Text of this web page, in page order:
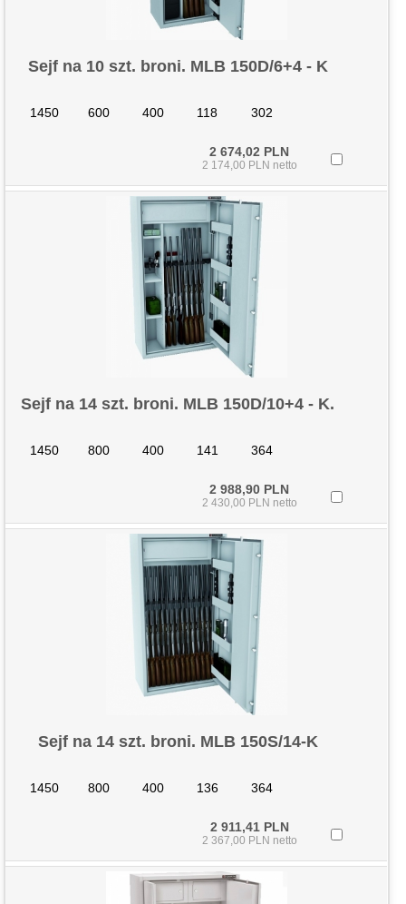
Sejf na 10 szt. broni. MLB 150D/6+4 - K
1450 600 400 118 302
2 674,02 PLN
2 174,00 PLN netto
Sejf na 14 szt. broni. MLB 150D/10+4 - K.
1450 800 400 141 364
2 988,90 PLN
2 430,00 PLN netto
Sejf na 14 szt. broni. MLB 150S/14-K
1450 800 400 136 364
2 911,41 PLN
2 367,00 PLN netto